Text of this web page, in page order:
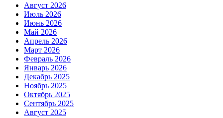
Август 2026
Июль 2026
Июнь 2026
Май 2026
Апрель 2026
Март 2026
Февраль 2026
Январь 2026
Декабрь 2025
Ноябрь 2025
Октябрь 2025
Сентябрь 2025
Август 2025